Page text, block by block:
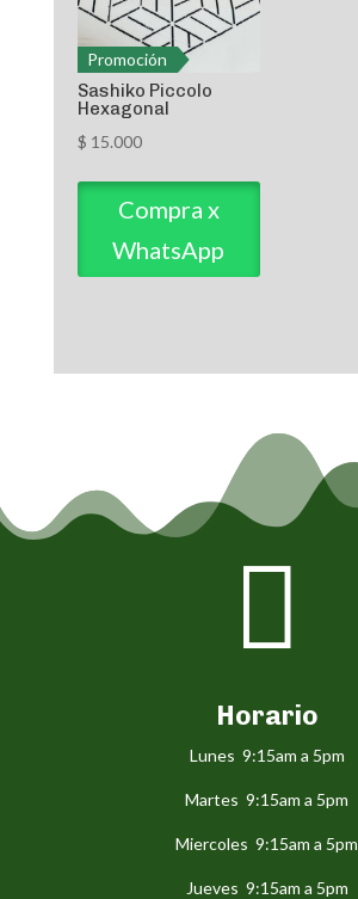
Promoción
Sashiko Piccolo
Hexagonal
$ 15.000
Compra x
WhatsApp

Horario
Lunes 9:15am a 5pm
Martes 9:15am a 5pm
Miercoles 9:15am a 5pm
Jueves 9:15am a 5pm